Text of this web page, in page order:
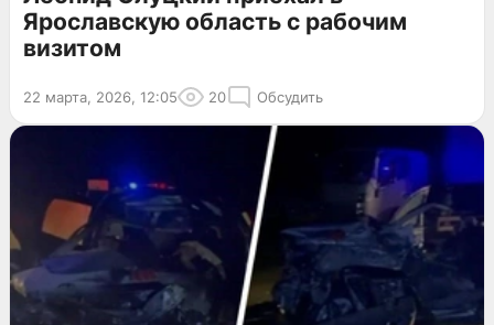
Ярославскую область с рабочим
визитом
22 марта, 2026, 12:05 20 Обсудить